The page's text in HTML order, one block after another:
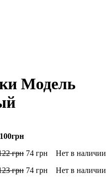
Модель
грн 74 грн
Нет в наличии
грн 74 грн
Нет в наличии